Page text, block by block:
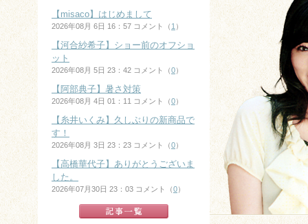
【misaco】はじめまして
2026年08月 6日 16：57 コメント（ 1 ）
【河合紗希子】ショー前のオフショ
ット
2026年08月 5日 23：42 コメント（0）
【阿部典子】暑さ対策
2026年08月 4日 01：11 コメント（0）
【糸井いくみ】久しぶりの新商品で
す！
2026年08月 3日 23：23 コメント（0）
【高橋華代子】ありがとうございま
した。
2026年07月30日 23：03 コメント（0）